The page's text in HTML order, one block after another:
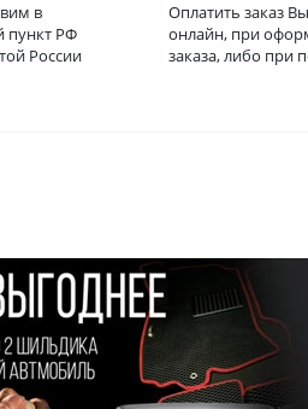
в
пункт РФ
России
Оплатить заказ
онлайн, при
заказа, либо при